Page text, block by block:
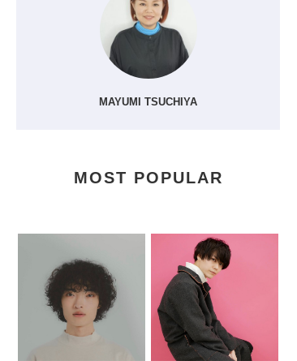
MAYUMI TSUCHIYA
MOST POPULAR